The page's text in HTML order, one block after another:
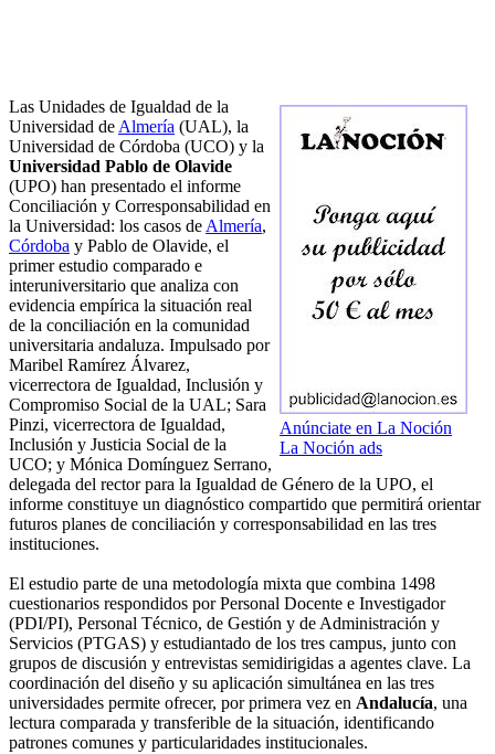
Anúnciate en La Noción
La Noción ads
Las Unidades de Igualdad de la
Universidad de Almería (UAL), la
Universidad de Córdoba (UCO) y la
Universidad Pablo de Olavide
(UPO) han presentado el informe
Conciliación y Corresponsabilidad en
la Universidad: los casos de Almería,
Córdoba y Pablo de Olavide, el
primer estudio comparado e
interuniversitario que analiza con
evidencia empírica la situación real
de la conciliación en la comunidad
universitaria andaluza. Impulsado por
Maribel Ramírez Álvarez,
vicerrectora de Igualdad, Inclusión y
Compromiso Social de la UAL; Sara
Pinzi, vicerrectora de Igualdad,
Inclusión y Justicia Social de la
UCO; y Mónica Domínguez Serrano,
delegada del rector para la Igualdad de Género de la UPO, el
informe constituye un diagnóstico compartido que permitirá orientar
futuros planes de conciliación y corresponsabilidad en las tres
instituciones.
El estudio parte de una metodología mixta que combina 1498
cuestionarios respondidos por Personal Docente e Investigador
(PDI/PI), Personal Técnico, de Gestión y de Administración y
Servicios (PTGAS) y estudiantado de los tres campus, junto con
grupos de discusión y entrevistas semidirigidas a agentes clave. La
coordinación del diseño y su aplicación simultánea en las tres
universidades permite ofrecer, por primera vez en Andalucía, una
lectura comparada y transferible de la situación, identificando
patrones comunes y particularidades institucionales.